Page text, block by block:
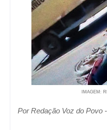
IMAGEM:
Por Redação Voz do Povo